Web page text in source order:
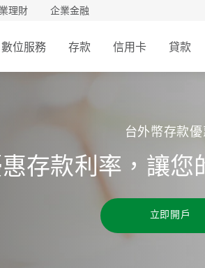
理財 企業金融
數位服務 存款 信用卡 貸款
台外幣存款優
存款利率，讓您
立即開戶